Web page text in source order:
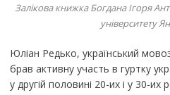
Залікова книжка Богдана Ігоря
університету
Юліан Редько, український
брав активну участь в гуртку
у другій половині 20-их і у 30-